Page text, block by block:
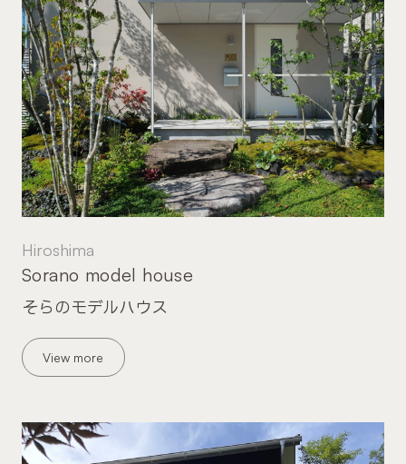
Hiroshima
そらのモデルハウス
Sorano model house
View more